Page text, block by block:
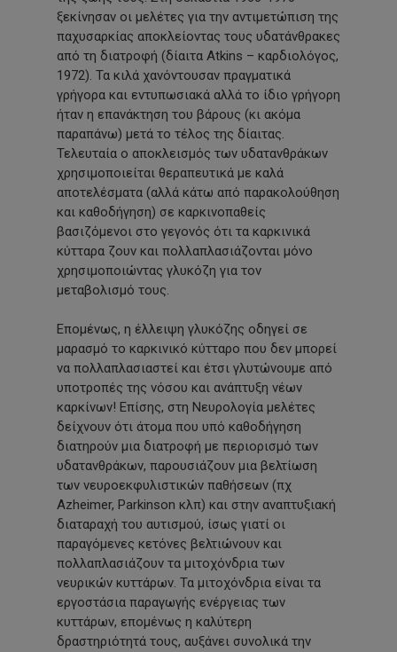
ξεκίνησαν οι μελέτες για την αντιμετώπιση της
παχυσαρκίας αποκλείοντας τους υδατάνθρακες
από τη διατροφή (δίαιτα Atkins – καρδιολόγος,
1972). Τα κιλά χανόντουσαν πραγματικά
γρήγορα και εντυπωσιακά αλλά το ίδιο γρήγορη
ήταν η επανάκτηση του βάρους (κι ακόμα
παραπάνω) μετά το τέλος της δίαιτας.
Τελευταία ο αποκλεισμός των υδατανθράκων
χρησιμοποιείται θεραπευτικά με καλά
αποτελέσματα (αλλά κάτω από παρακολούθηση
και καθοδήγηση) σε καρκινοπαθείς
βασιζόμενοι στο γεγονός ότι τα καρκινικά
κύτταρα ζουν και πολλαπλασιάζονται μόνο
χρησιμοποιώντας γλυκόζη για τον
μεταβολισμό τους.
Επομένως, η έλλειψη γλυκόζης οδηγεί σε
μαρασμό το καρκινικό κύτταρο που δεν μπορεί
να πολλαπλασιαστεί και έτσι γλυτώνουμε από
υποτροπές της νόσου και ανάπτυξη νέων
καρκίνων! Επίσης, στη Νευρολογία μελέτες
δείχνουν ότι άτομα που υπό καθοδήγηση
διατηρούν μια διατροφή με περιορισμό των
υδατανθράκων, παρουσιάζουν μια βελτίωση
των νευροεκφυλιστικών παθήσεων (πχ
Azheimer, Parkinson κλπ) και στην αναπτυξιακή
διαταραχή του αυτισμού, ίσως γιατί οι
παραγόμενες κετόνες βελτιώνουν και
πολλαπλασιάζουν τα μιτοχόνδρια των
νευρικών κυττάρων. Τα μιτοχόνδρια είναι τα
εργοστάσια παραγωγής ενέργειας των
κυττάρων, επομένως η καλύτερη
δραστηριότητά τους, αυξάνει συνολικά την